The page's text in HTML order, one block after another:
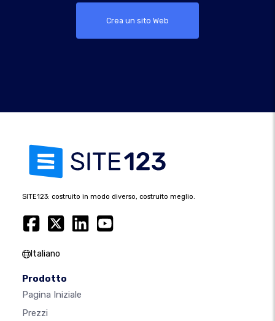
Crea un sito Web
SITE123: costruito in modo diverso, costruito meglio.
Italiano
Prodotto
Pagina Iniziale
Prezzi